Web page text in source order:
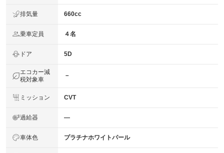
排気量 660cc
乗車定員 ４名
ドア 5D
エコカー減
税対象車
－
ミッション CVT
過給器 ―
車体色 プラチナホワイトパール